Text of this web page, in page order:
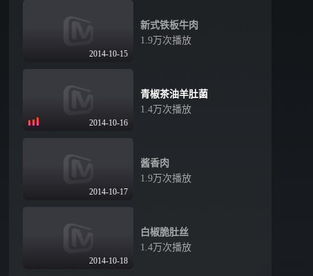
2014-10-15
新式铁板牛肉
1.9万次播放
2014-10-16
青椒茶油羊肚菌
1.4万次播放
2014-10-17
酱香肉
1.9万次播放
2014-10-18
白椒脆肚丝
1.4万次播放